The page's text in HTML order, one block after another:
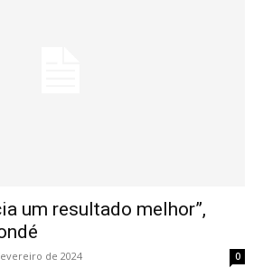
um resultado melhor”,
de 2024 0